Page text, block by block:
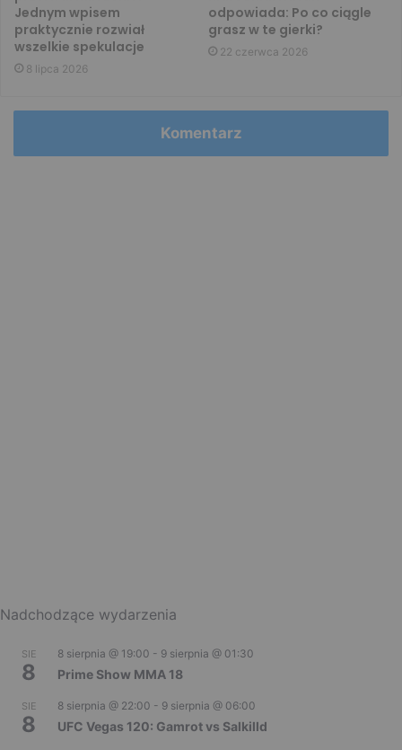
Jednym wpisem
praktycznie rozwiał
wszelkie spekulacje
8 lipca 2026
odpowiada: Po co ciągle
grasz w te gierki?
22 czerwca 2026
Komentarz
Nadchodzące wydarzenia
SIE
8
8 sierpnia @ 19:00 - 9 sierpnia @ 01:30
Prime Show MMA 18
SIE
8
8 sierpnia @ 22:00 - 9 sierpnia @ 06:00
UFC Vegas 120: Gamrot vs Salkilld